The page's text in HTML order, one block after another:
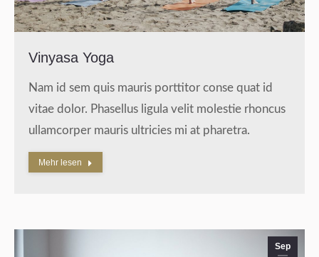
Vinyasa Yoga
Nam id sem quis mauris porttitor conse quat id
vitae dolor. Phasellus ligula velit molestie rhoncus
ullamcorper mauris ultricies mi at pharetra.
Mehr lesen
Sep